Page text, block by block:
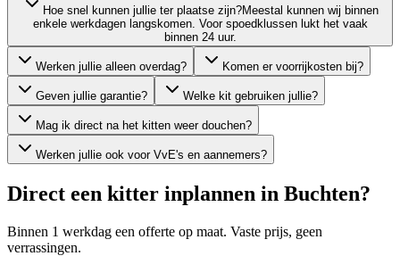
Hoe snel kunnen jullie ter plaatse zijn?Meestal kunnen wij binnen
enkele werkdagen langskomen. Voor spoedklussen lukt het vaak
binnen 24 uur.
Werken jullie alleen overdag? Komen er voorrijkosten bij?
Geven jullie garantie? Welke kit gebruiken jullie?
Mag ik direct na het kitten weer douchen?
Werken jullie ook voor VvE's en aannemers?
Direct een kitter inplannen in Buchten?
Binnen 1 werkdag een offerte op maat. Vaste prijs, geen
verrassingen.